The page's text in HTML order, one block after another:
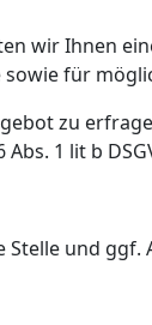
wir Ihnen
für
zu
1 lit b
und ggf.